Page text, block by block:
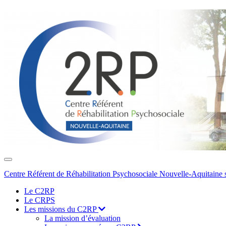
Toggle
navigation
Centre Référent de Réhabilitation Psychosociale Nouvelle-Aquitaine
Le C2RP
Le CRPS
Les missions du C2RP
La mission d’évaluation